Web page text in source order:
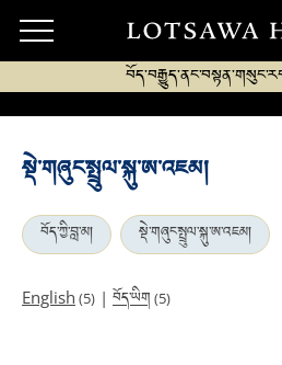
སྡེ་གཞུང་སྤྲུལ་སྐུ་ཨ་འཇམ།
བོད་ཀྱི་བླ་མ། སྡེ་གཞུང་སྤྲུལ་སྐུ་ཨ་འཇམ།
English (5) | བོད་ཡིག (5)